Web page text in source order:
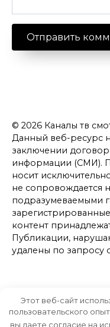
© 2026 Каналы тв
Данный веб-ресурс
заключении
информации (СМИ).
носит
не сопровождается
подразумеваемыми
контент
Публикации,
удалены по запросу
Этот веб-сайт
пользовательского
вы даете согласие на